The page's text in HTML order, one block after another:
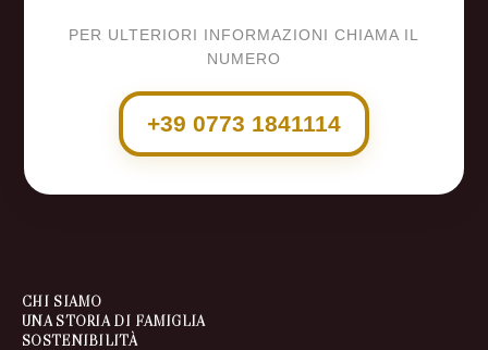
PER ULTERIORI INFORMAZIONI CHIAMA IL
NUMERO
+39 0773 1841114
CHI SIAMO
UNA STORIA DI FAMIGLIA
SOSTENIBILITÀ